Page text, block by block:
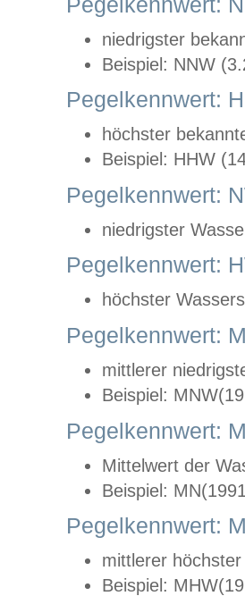
niedrigster
Beispiel: NNW
Pegelkennwert:
höchster
Beispiel: HHW
Pegelkennwert:
niedrigster
Pegelkennwert:
höchster
Pegelkennwert:
mittlerer
Beispiel:
Pegelkennwert:
Mittelwert der
Beispiel:
Pegelkennwert:
mittlerer
Beispiel: